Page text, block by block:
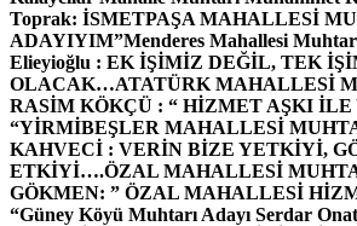
Toprak: İSMETPAŞA MAHALLESİ
ADAYIYIM”Menderes Mahallesi
Elieyioğlu : EK İŞİMİZ DEĞİL, TEK
OLACAK…ATATÜRK MAHALLESİ
RASİM KÖKÇÜ : “ HİZMET AŞKI
“YİRMİBEŞLER MAHALLESİ
KAHVECİ : VERİN BİZE YETKİYİ,
ETKİYİ….ÖZAL MAHALLESİ
GÖKMEN: ” ÖZAL MAHALLESİ
“Güney Köyü Muhtarı Adayı Serdar